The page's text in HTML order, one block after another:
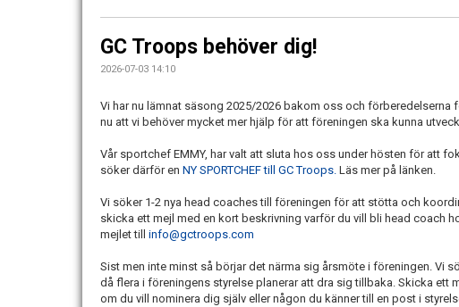
GC Troops behöver dig!
2026-07-03 14:10
Vi har nu lämnat säsong 2025/2026 bakom oss och förberedelserna
nu att vi behöver mycket mer hjälp för att föreningen ska kunna
Vår sportchef EMMY, har valt att sluta hos oss under hösten för att
söker därför en NY SPORTCHEF till GC Troops. Läs mer på länken.
Vi söker 1-2 nya head coaches till föreningen för att stötta och
skicka ett mejl med en kort beskrivning varför du vill bli head coach
mejlet till info@gctroops.com
Sist men inte minst så börjar det närma sig årsmöte i föreningen. Vi
då flera i föreningens styrelse planerar att dra sig tillbaka. Skicka ett
om du vill nominera dig själv eller någon du känner till en post i